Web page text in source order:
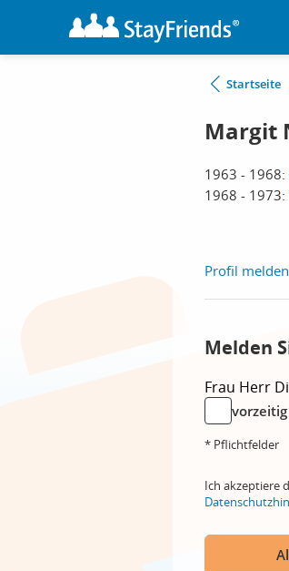
Startseite
Margit
1963 - 1968:
1968 - 1973:
Profil melden
Melden
Frau Herr
* Pflichtfelder
Ich akzeptiere